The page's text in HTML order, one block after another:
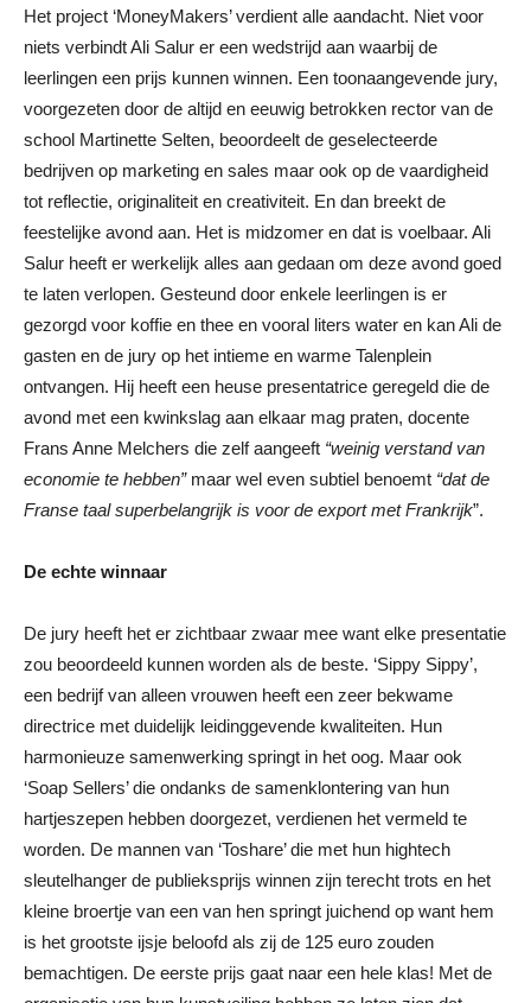
Het project ‘MoneyMakers’ verdient alle aandacht. Niet voor
niets verbindt Ali Salur er een wedstrijd aan waarbij de
leerlingen een prijs kunnen winnen. Een toonaangevende jury,
voorgezeten door de altijd en eeuwig betrokken rector van de
school Martinette Selten, beoordeelt de geselecteerde
bedrijven op marketing en sales maar ook op de vaardigheid
tot reflectie, originaliteit en creativiteit. En dan breekt de
feestelijke avond aan. Het is midzomer en dat is voelbaar. Ali
Salur heeft er werkelijk alles aan gedaan om deze avond goed
te laten verlopen. Gesteund door enkele leerlingen is er
gezorgd voor koffie en thee en vooral liters water en kan Ali de
gasten en de jury op het intieme en warme Talenplein
ontvangen. Hij heeft een heuse presentatrice geregeld die de
avond met een kwinkslag aan elkaar mag praten, docente
Frans Anne Melchers die zelf aangeeft “weinig verstand van
economie te hebben” maar wel even subtiel benoemt “dat de
Franse taal superbelangrijk is voor de export met Frankrijk”.
De echte winnaar
De jury heeft het er zichtbaar zwaar mee want elke presentatie
zou beoordeeld kunnen worden als de beste. ‘Sippy Sippy’,
een bedrijf van alleen vrouwen heeft een zeer bekwame
directrice met duidelijk leidinggevende kwaliteiten. Hun
harmonieuze samenwerking springt in het oog. Maar ook
‘Soap Sellers’ die ondanks de samenklontering van hun
hartjeszepen hebben doorgezet, verdienen het vermeld te
worden. De mannen van ‘Toshare’ die met hun hightech
sleutelhanger de publieksprijs winnen zijn terecht trots en het
kleine broertje van een van hen springt juichend op want hem
is het grootste ijsje beloofd als zij de 125 euro zouden
bemachtigen. De eerste prijs gaat naar een hele klas! Met de